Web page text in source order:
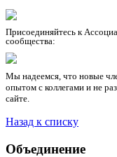
Присоединяйтесь к
сообщества:
Мы надеемся, что новые
опытом с коллегами и не
сайте.
Назад к списку
Объединение